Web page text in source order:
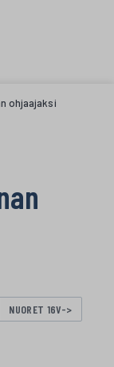
ohjaajaksi
NUORET 16V->